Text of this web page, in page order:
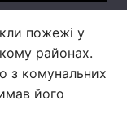
пожежі у
районах.
з комунальних
його